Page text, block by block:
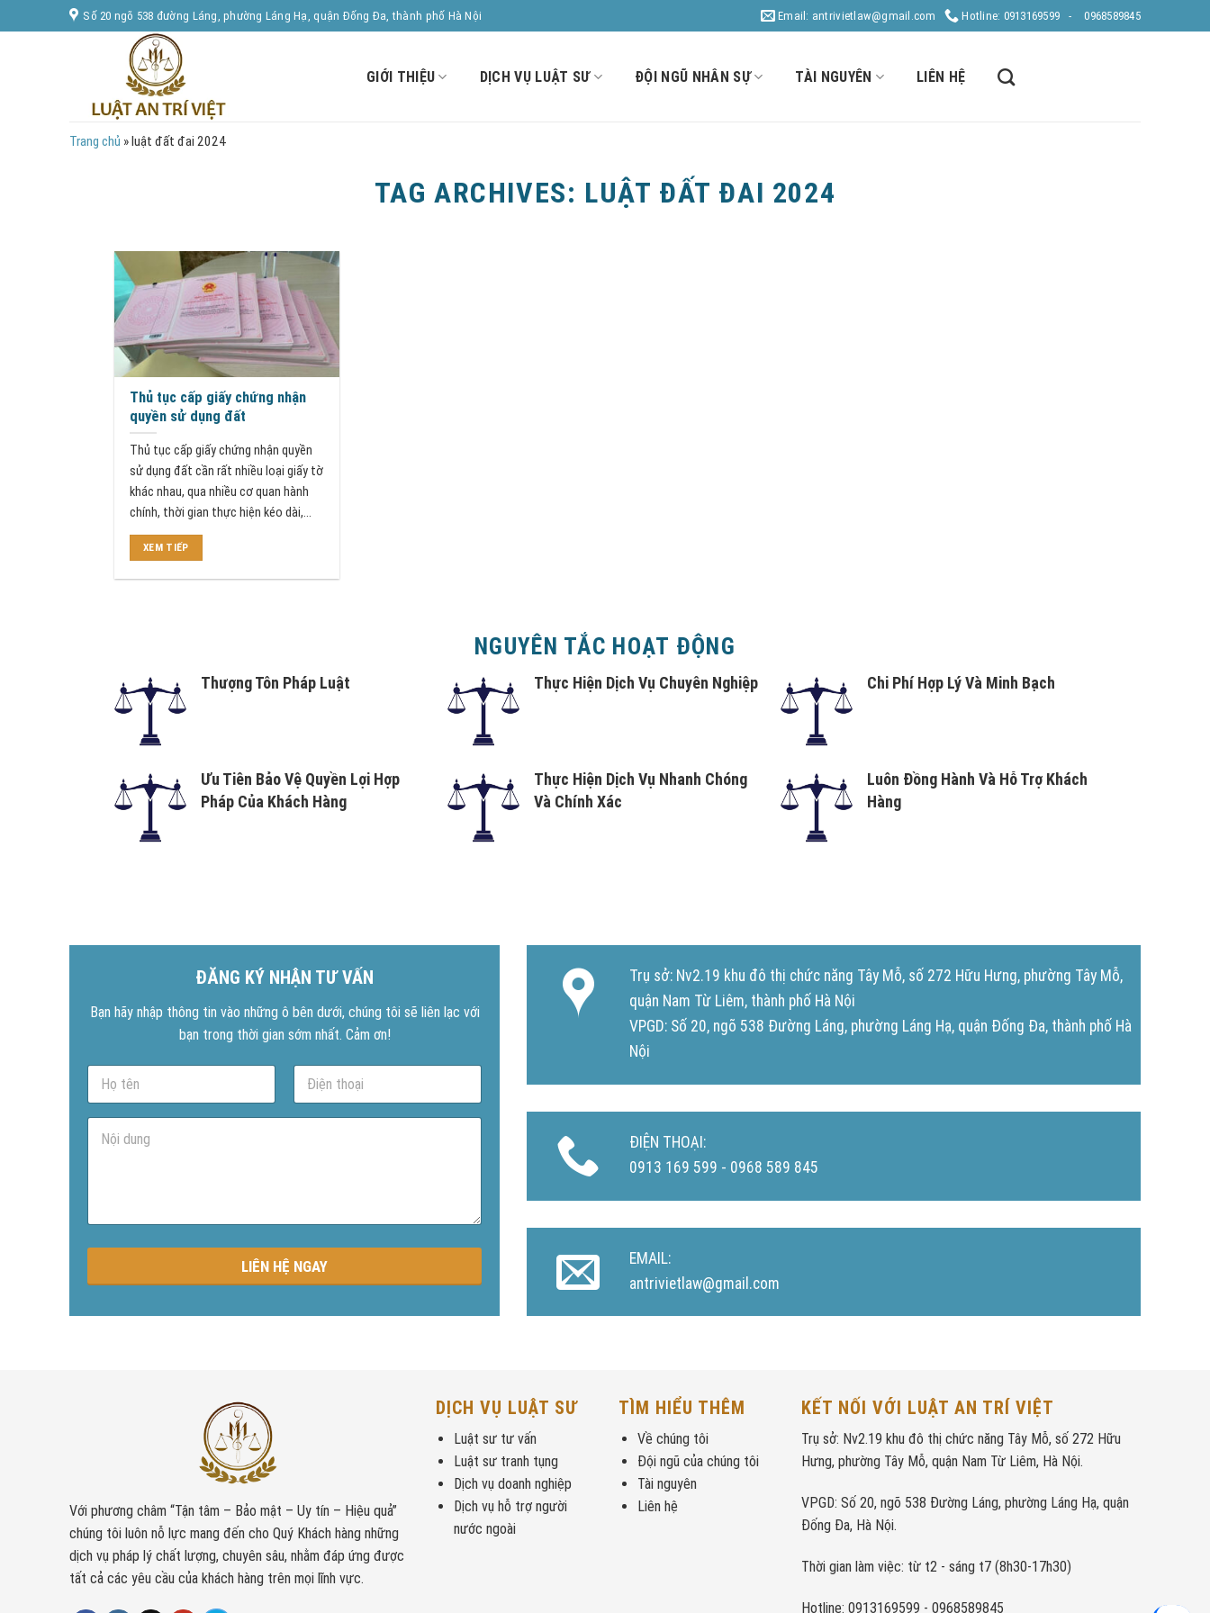
to
Số 20 ngõ 538 đường Láng, phường Láng Hạ, quận Đống Đa, thành phố Hà Nội Email: antrivietlaw@gmail.com Hotline: 0913169599 - 0968589845
GIỚI THIỆU DỊCH VỤ LUẬT SƯ ĐỘI NGŨ NHÂN SỰ TÀI NGUYÊN LIÊN HỆ
Trang chủ »luật đất đai 2024
TAG ARCHIVES: LUẬT ĐẤT ĐAI 2024
Thủ tục cấp giấy chứng nhận
quyền sử dụng đất
Thủ tục cấp giấy chứng nhận quyền
sử dụng đất cần rất nhiều loại giấy tờ
khác nhau, qua nhiều cơ quan hành
chính, thời gian thực hiện kéo dài,...
XEM TIẾP
NGUYÊN TẮC HOẠT ĐỘNG
Thượng Tôn Pháp Luật
Ưu Tiên Bảo Vệ Quyền Lợi Hợp
Pháp Của Khách Hàng
Thực Hiện Dịch Vụ Chuyên Nghiệp
Thực Hiện Dịch Vụ Nhanh Chóng
Và Chính Xác
Chi Phí Hợp Lý Và Minh Bạch
Luôn Đồng Hành Và Hỗ Trợ Khách
Hàng
ĐĂNG KÝ NHẬN TƯ VẤN
Bạn hãy nhập thông tin vào những ô bên dưới, chúng tôi sẽ liên lạc với
bạn trong thời gian sớm nhất. Cảm ơn!
N
m
e
P
o
n
N
g
LIÊN HỆ NGAY
Trụ sở: Nv2.19 khu đô thị chức năng Tây Mỗ, số 272 Hữu Hưng, phường Tây Mỗ,
quận Nam Từ Liêm, thành phố Hà Nội
VPGD: Số 20, ngõ 538 Đường Láng, phường Láng Hạ, quận Đống Đa, thành phố Hà
Nội
ĐIỆN THOẠI:
0913 169 599 - 0968 589 845
EMAIL:
antrivietlaw@gmail.com
Với phương châm “Tận tâm – Bảo mật – Uy tín – Hiệu quả”
chúng tôi luôn nỗ lực mang đến cho Quý Khách hàng những
dịch vụ pháp lý chất lượng, chuyên sâu, nhằm đáp ứng được
tất cả các yêu cầu của khách hàng trên mọi lĩnh vực.
DỊCH VỤ LUẬT SƯ
Luật sư tư vấn
Luật sư tranh tụng
Dịch vụ doanh nghiệp
Dịch vụ hỗ trợ người
nước ngoài
TÌM HIỂU THÊM
Về chúng tôi
Đội ngũ của chúng tôi
Tài nguyên
Liên hệ
KẾT NỐI VỚI LUẬT AN TRÍ VIỆT
Trụ sở: Nv2.19 khu đô thị chức năng Tây Mỗ, số 272 Hữu
Hưng, phường Tây Mỗ, quận Nam Từ Liêm, Hà Nội.
VPGD: Số 20, ngõ 538 Đường Láng, phường Láng Hạ, quận
Đống Đa, Hà Nội.
Thời gian làm việc: từ t2 - sáng t7 (8h30-17h30)
Hotline: 0913169599 - 0968589845